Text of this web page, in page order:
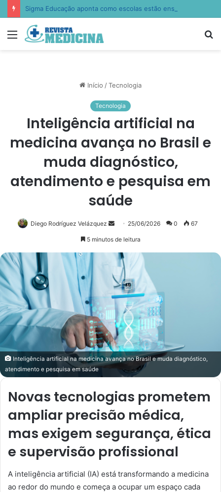
Menu
Início /Tecnologia
Tecnologia
Inteligência artificial na
medicina avança no Brasil e
muda diagnóstico,
atendimento e pesquisa em
saúde
Diego Rodríguez Velázquez
Mande
um
mail
25/06/2026 0 67
5 minutos de leitura
Inteligência artificial na medicina avança no Brasil e muda diagnóstico,
atendimento e pesquisa em saúde
Novas tecnologias prometem
ampliar precisão médica,
mas exigem segurança, ética
e supervisão profissional
A inteligência artificial (IA) está transformando a medicina
ao redor do mundo e começa a ocupar um espaço cada